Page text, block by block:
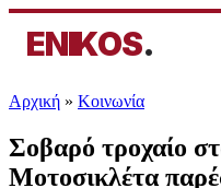
ENIKOS.
Αρχική » Κοινωνία
Σοβαρό τροχαίο
Μοτοσικλέτα